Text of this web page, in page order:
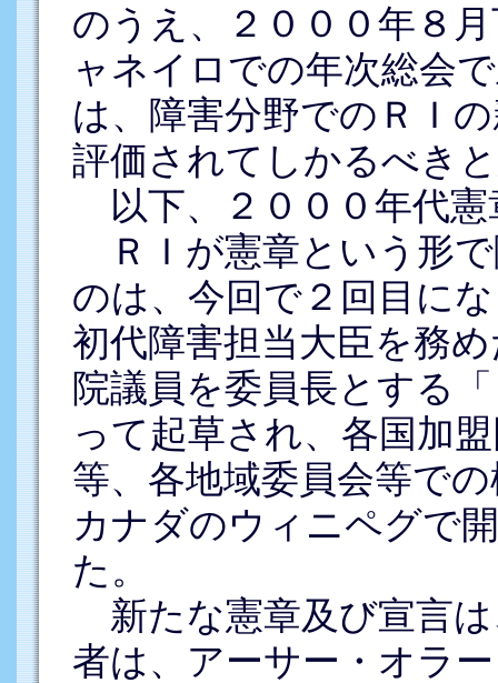
のうえ、２０００年８
ャネイロでの年次総会
は、障害分野でのＲＩ
評価されてしかるべき
以下、２０００年代憲
ＲＩが憲章という形
のは、今回で２回目に
初代障害担当大臣を務
院議員を委員長とする
って起草され、各国加
等、各地域委員会等で
カナダのウィニペグで
た。
新たな憲章及び宣言は
者は、アーサー・オラ